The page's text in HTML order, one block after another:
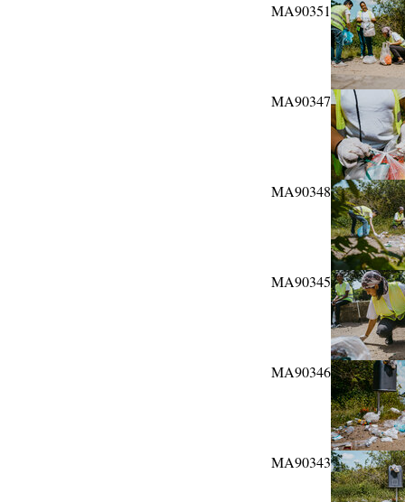
MA90351
MA90347
MA90348
MA90345
MA90346
MA90343